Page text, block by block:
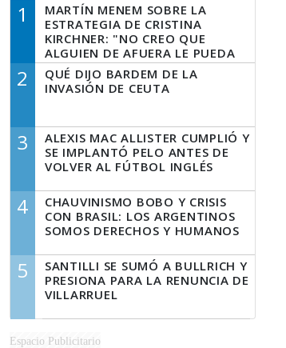
1
MARTÍN MENEM SOBRE LA
ESTRATEGIA DE CRISTINA
KIRCHNER: "NO CREO QUE
ALGUIEN DE AFUERA LE PUEDA
DECIR A LA JUSTICIA LO QUE
TIENE QUE HACER"
2
QUÉ DIJO BARDEM DE LA
INVASIÓN DE CEUTA
3
ALEXIS MAC ALLISTER CUMPLIÓ Y
SE IMPLANTÓ PELO ANTES DE
VOLVER AL FÚTBOL INGLÉS
4
CHAUVINISMO BOBO Y CRISIS
CON BRASIL: LOS ARGENTINOS
SOMOS DERECHOS Y HUMANOS
5
SANTILLI SE SUMÓ A BULLRICH Y
PRESIONA PARA LA RENUNCIA DE
VILLARRUEL
Espacio Publicitario